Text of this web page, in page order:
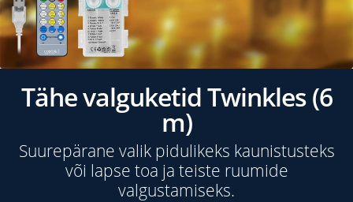
Tähe valguketid Twinkles (6
m)
Suurepärane valik pidulikeks kaunistusteks
või lapse toa ja teiste ruumide
valgustamiseks.